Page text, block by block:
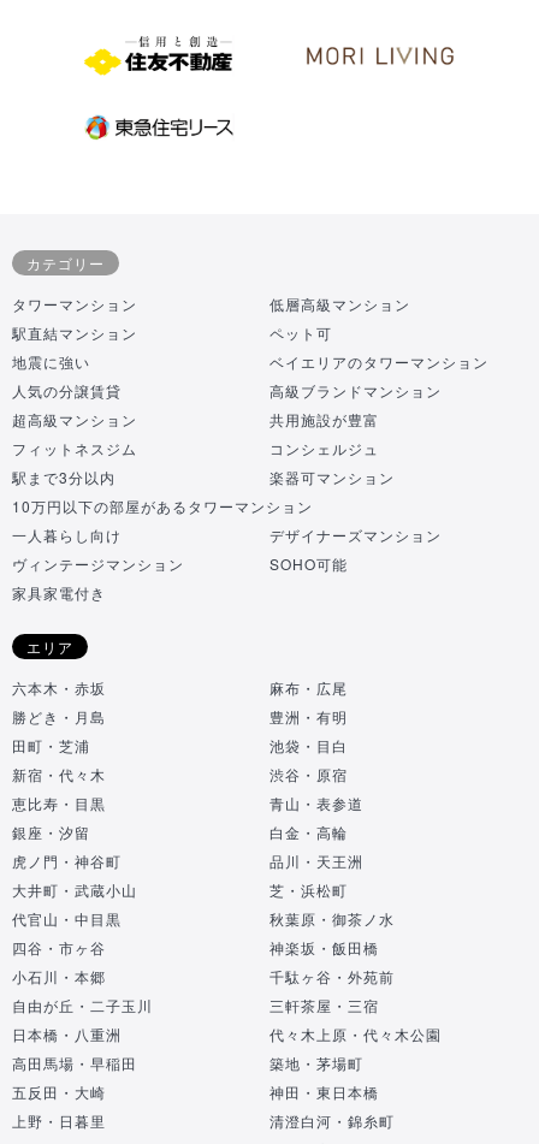
カテゴリー
タワーマンション
低層高級マンション
駅直結マンション
ペット可
地震に強い
ベイエリアのタワーマンション
人気の分譲賃貸
高級ブランドマンション
超高級マンション
共用施設が豊富
フィットネスジム
コンシェルジュ
駅まで3分以内
楽器可マンション
10万円以下の部屋があるタワーマンション
一人暮らし向け
デザイナーズマンション
ヴィンテージマンション
SOHO可能
家具家電付き
エリア
六本木・赤坂
麻布・広尾
勝どき・月島
豊洲・有明
田町・芝浦
池袋・目白
新宿・代々木
渋谷・原宿
恵比寿・目黒
青山・表参道
銀座・汐留
白金・高輪
虎ノ門・神谷町
品川・天王洲
大井町・武蔵小山
芝・浜松町
代官山・中目黒
秋葉原・御茶ノ水
四谷・市ヶ谷
神楽坂・飯田橋
小石川・本郷
千駄ヶ谷・外苑前
自由が丘・二子玉川
三軒茶屋・三宿
日本橋・八重洲
代々木上原・代々木公園
高田馬場・早稲田
築地・茅場町
五反田・大崎
神田・東日本橋
上野・日暮里
清澄白河・錦糸町